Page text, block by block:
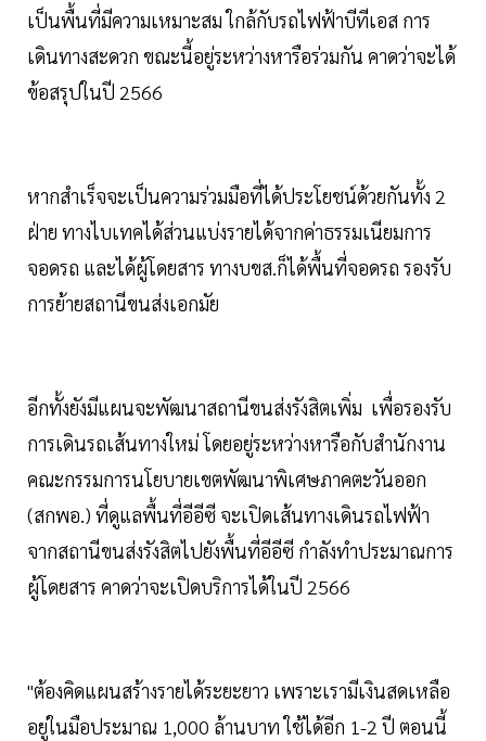
เป็นพื้นที่มีความเหมาะสม ใกล้กับรถไฟฟ้าบีทีเอส การ
เดินทางสะดวก ขณะนี้อยู่ระหว่างหารือร่วมกัน คาดว่าจะได้
ข้อสรุปในปี 2566
หากสำเร็จจะเป็นความร่วมมือที่ได้ประโยชน์ด้วยกันทั้ง 2
ฝ่าย ทางไบเทคได้ส่วนแบ่งรายได้จากค่าธรรมเนียมการ
จอดรถ และได้ผู้โดยสาร ทางบขส.ก็ได้พื้นที่จอดรถ รองรับ
การย้ายสถานีขนส่งเอกมัย
อีกทั้งยังมีแผนจะพัฒนาสถานีขนส่งรังสิตเพิ่ม เพื่อรองรับ
การเดินรถเส้นทางใหม่ โดยอยู่ระหว่างหารือกับสำนักงาน
คณะกรรมการนโยบายเขตพัฒนาพิเศษภาคตะวันออก
(สกพอ.) ที่ดูแลพื้นที่อีอีซี จะเปิดเส้นทางเดินรถไฟฟ้า
จากสถานีขนส่งรังสิตไปยังพื้นที่อีอีซี กำลังทำประมาณการ
ผู้โดยสาร คาดว่าจะเปิดบริการได้ในปี 2566
"ต้องคิดแผนสร้างรายได้ระยะยาว เพราะเรามีเงินสดเหลือ
อยู่ในมือประมาณ 1,000 ล้านบาท ใช้ได้อีก 1-2 ปี ตอนนี้